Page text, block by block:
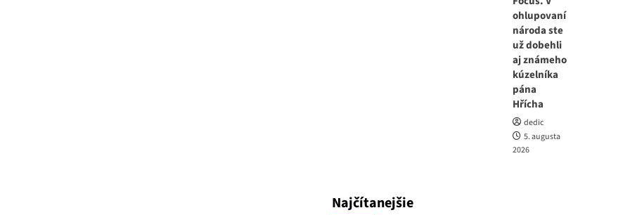
ohlupovaní
národa ste
už dobehli
aj známeho
kúzelníka
pána
Hřícha
dedic
5. augusta
2026
Najčítanejšie